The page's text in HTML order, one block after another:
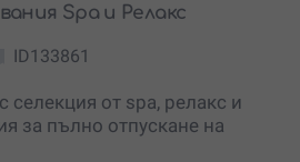
Spa и Релакс
ID133861
селекция от spa, релакс и
за пълно отпускане на